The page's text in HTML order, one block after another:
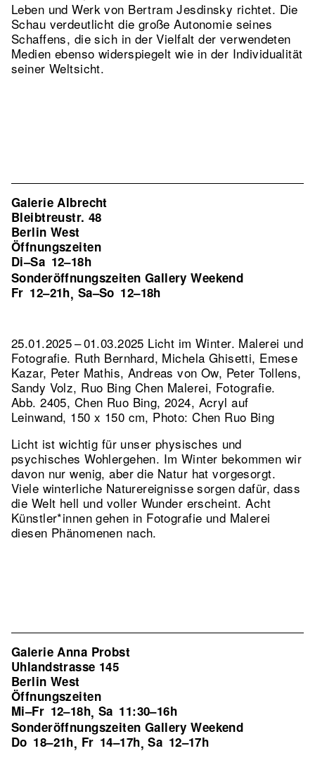
Leben und Werk von Bertram Jesdinsky richtet. Die
Schau verdeutlicht die große Autonomie seines
Schaffens, die sich in der Vielfalt der verwendeten
Medien ebenso widerspiegelt wie in der Individualität
seiner Weltsicht.
Galerie Albrecht
Bleibtreustr. 48
Berlin West
Öffnungszeiten
Di–Sa 12–18h
Sonderöffnungszeiten Gallery Weekend
Fr 12–21h, Sa–So 12–18h
25.01.2025 – 01.03.2025 Licht im Winter. Malerei und
Fotografie. Ruth Bernhard, Michela Ghisetti, Emese
Kazar, Peter Mathis, Andreas von Ow, Peter Tollens,
Sandy Volz, Ruo Bing Chen Malerei, Fotografie.
Abb. 2405, Chen Ruo Bing, 2024, Acryl auf
Leinwand, 150 x 150 cm, Photo: Chen Ruo Bing
Licht ist wichtig für unser physisches und
psychisches Wohlergehen. Im Winter bekommen wir
davon nur wenig, aber die Natur hat vorgesorgt.
Viele winterliche Naturereignisse sorgen dafür, dass
die Welt hell und voller Wunder erscheint. Acht
Künstler*innen gehen in Fotografie und Malerei
diesen Phänomenen nach.
Galerie Anna Probst
Uhlandstrasse 145
Berlin West
Öffnungszeiten
Mi–Fr 12–18h, Sa 11:30–16h
Sonderöffnungszeiten Gallery Weekend
Do 18–21h, Fr 14–17h,Sa 12–17h